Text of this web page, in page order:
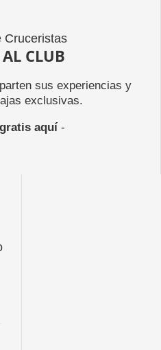
CLUB
sus experiencias y
exclusivas.
aquí-